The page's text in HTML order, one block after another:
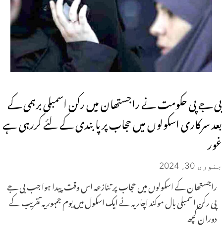
بی جے پی حکومت نے راجستھان میں رکن اسمبلی برہمی کے
بعد سرکاری اسکولوں میں حجاب پر پابندی کے لئے کررہی ہے
غور
جنوری 30, 2024
راجستھان کے اسکولوں میں حجاب پر تنازعہ اس وقت پیدا ہوا جب بی جے
پی رکن اسمبلی بال موکند اچاریہ نے ایک اسکول میں یوم جمہوریہ تقریب کے
دوران کچھ